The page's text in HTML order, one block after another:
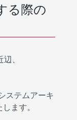
る際の
、
ステムアーキ
ます。